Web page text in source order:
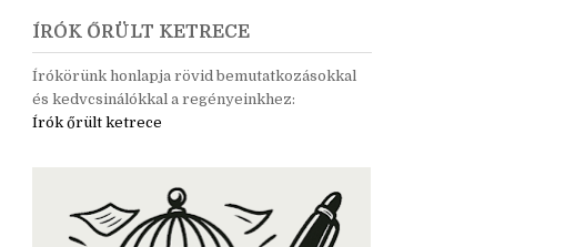
ÍRÓK ŐRÜLT KETRECE